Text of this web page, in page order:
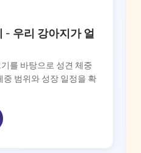
- 우리 강아지가 얼
를 바탕으로 성견 체중
범위와 성장 일정을 확